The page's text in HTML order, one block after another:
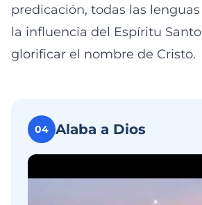
predicación, todas las
la influencia del Espíritu
glorificar el nombre de Cristo.
04 Alaba a Dios